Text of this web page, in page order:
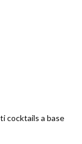
cocktails a base